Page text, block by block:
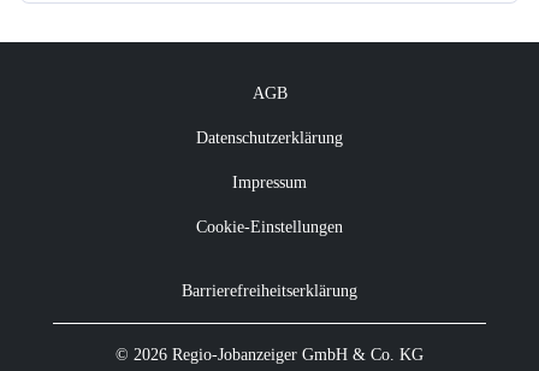
AGB
Datenschutzerklärung
Impressum
Cookie-Einstellungen
Barrierefreiheitserklärung
© 2026 Regio-Jobanzeiger GmbH & Co. KG